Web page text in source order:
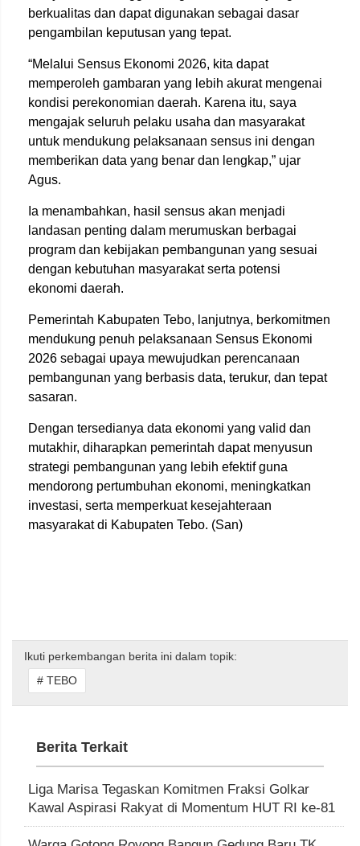
berkualitas dan dapat digunakan sebagai dasar
pengambilan keputusan yang tepat.
“Melalui Sensus Ekonomi 2026, kita dapat
memperoleh gambaran yang lebih akurat mengenai
kondisi perekonomian daerah. Karena itu, saya
mengajak seluruh pelaku usaha dan masyarakat
untuk mendukung pelaksanaan sensus ini dengan
memberikan data yang benar dan lengkap,” ujar
Agus.
Ia menambahkan, hasil sensus akan menjadi
landasan penting dalam merumuskan berbagai
program dan kebijakan pembangunan yang sesuai
dengan kebutuhan masyarakat serta potensi
ekonomi daerah.
Pemerintah Kabupaten Tebo, lanjutnya, berkomitmen
mendukung penuh pelaksanaan Sensus Ekonomi
2026 sebagai upaya mewujudkan perencanaan
pembangunan yang berbasis data, terukur, dan tepat
sasaran.
Dengan tersedianya data ekonomi yang valid dan
mutakhir, diharapkan pemerintah dapat menyusun
strategi pembangunan yang lebih efektif guna
mendorong pertumbuhan ekonomi, meningkatkan
investasi, serta memperkuat kesejahteraan
masyarakat di Kabupaten Tebo. (San)
Ikuti perkembangan berita ini dalam topik:
# TEBO
Berita Terkait
Liga Marisa Tegaskan Komitmen Fraksi Golkar
Kawal Aspirasi Rakyat di Momentum HUT RI ke-81